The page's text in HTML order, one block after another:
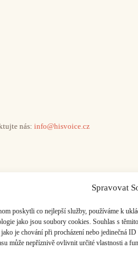
Spravovat
poskytli co nejlepší služby, používáme k
jako jsou soubory cookies. Souhlas s
jako je chování při procházení nebo jedinečná
může nepříznivě ovlivnit určité vlastnosti a
nás: info@hisvoice.cz